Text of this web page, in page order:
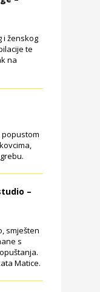
i ženskog
te
na
–
smješten
s
Matice.